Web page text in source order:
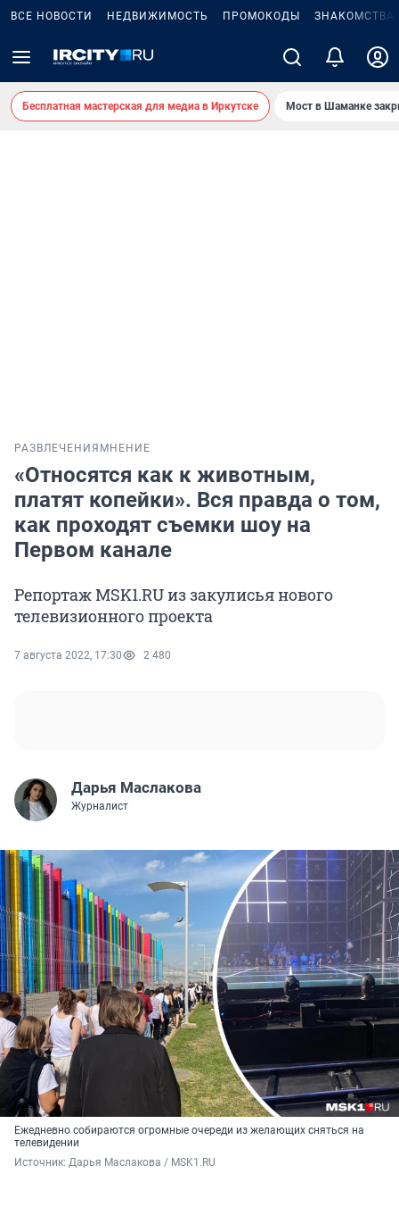
ВСЕ НОВОСТИ НЕДВИЖИМОСТЬ ПРОМОКОДЫ ЗНАКОМСТВА
Бесплатная мастерская для медиа в Иркутске Мост в Шаманке
РАЗВЛЕЧЕНИЯ МНЕНИЕ
«Относятся как к животным,
платят копейки». Вся правда о том,
как проходят съемки шоу на
Первом канале
Репортаж MSK1.RU из закулисья нового
телевизионного проекта
7 августа 2022, 17:30 2 480
Дарья Маслакова
Журналист
Ежедневно собираются огромные очереди из желающих сняться на
телевидении
Источник: Дарья Маслакова / MSK1.RU